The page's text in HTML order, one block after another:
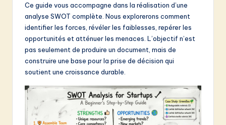
in
A
&
S
Ce guide vous accompagne dans la réalisation d’une
analyse SWOT complète. Nous explorerons comment
identifier les forces, révéler les faiblesses, repérer les
opportunités et atténuer les menaces. L’objectif n’est
pas seulement de produire un document, mais de
construire une base pour la prise de décision qui
soutient une croissance durable.